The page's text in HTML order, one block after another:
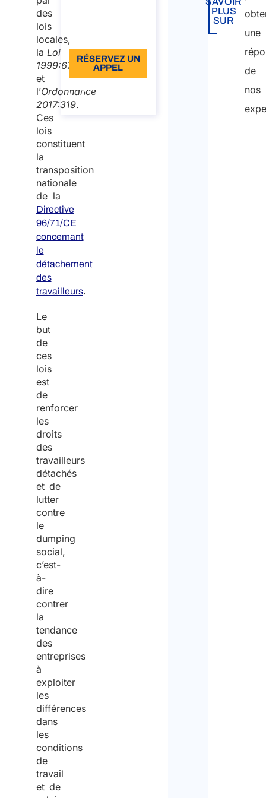
des
lois
locales,
la Loi
1999:678
et
l’Ordonnance
2017:319.
Ces
lois
constituent
la
transposition
nationale
de la
Directive
96/71/CE
concernant
le
détachement
des
travailleurs.
Le
but
de
ces
lois
est
de
renforcer
les
droits
des
travailleurs
détachés
et de
lutter
contre
le
dumping
social,
c’est-
à-
dire
contrer
la
tendance
des
entreprises
à
exploiter
les
différences
dans
les
conditions
de
travail
et de
RÉSERVEZ UN
APPEL
À propos de
l’appel
PLUS
SUR
une
de
nos